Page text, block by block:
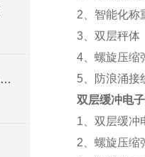
近距离双向读卡无人值守地磅称重系统报价清单
2 、智能化
3、双层秤体
4、螺旋压缩
5、防浪涌接
双层缓冲电
1 、双层缓
2 、螺旋压缩